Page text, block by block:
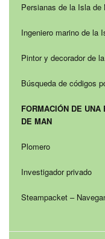
Persianas de la Isla de
Ingeniero marino de la
Pintor y decorador de
Búsqueda de códigos
FORMACIÓN DE
DE MAN
Plomero
Investigador privado
Steampacket –